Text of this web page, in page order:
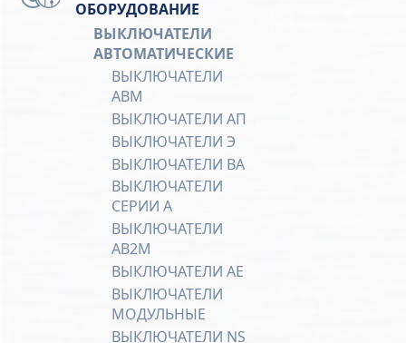
ОБОРУДОВАНИЕ
ВЫКЛЮЧАТЕЛИ
АВТОМАТИЧЕСКИЕ
ВЫКЛЮЧАТЕЛИ
АВМ
ВЫКЛЮЧАТЕЛИ АП
ВЫКЛЮЧАТЕЛИ Э
ВЫКЛЮЧАТЕЛИ ВА
ВЫКЛЮЧАТЕЛИ
СЕРИИ А
ВЫКЛЮЧАТЕЛИ
АВ2М
ВЫКЛЮЧАТЕЛИ АЕ
ВЫКЛЮЧАТЕЛИ
МОДУЛЬНЫЕ
ВЫКЛЮЧАТЕЛИ NS